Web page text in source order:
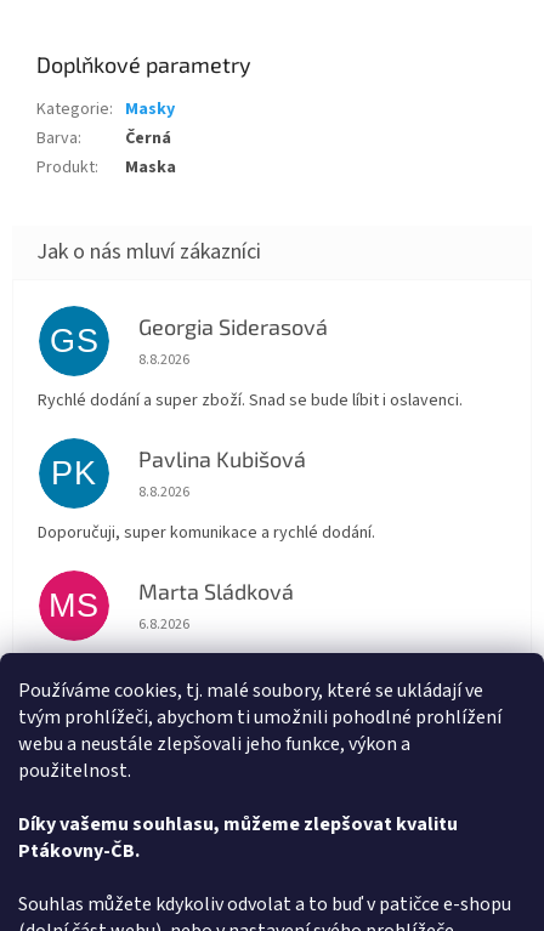
Používáme cookies, tj. malé soubory, které se ukládají ve
tvým prohlížeči, abychom ti umožnili pohodlné prohlížení
webu a neustále zlepšovali jeho funkce, výkon a
použitelnost.
Díky vašemu souhlasu, můžeme zlepšovat kvalitu
Ptákovny-ČB.
Souhlas můžete kdykoliv odvolat a to buď v patičce e-shopu
Doplňkové parametry
Kategorie: Masky
Barva:
Černá
Produkt: Maska
GS Georgia Siderasová
Hodnocení obchodu je 5 z 5 hvězdiček.
8.8.2026
Rychlé dodání a super zboží. Snad se bude líbit i oslavenci.
PK Pavlina Kubišová
Hodnocení obchodu je 5 z 5 hvězdiček.
8.8.2026
Doporučuji, super komunikace a rychlé dodání.
MS Marta Sládková
Hodnocení obchodu je 5 z 5 hvězdiček.
6.8.2026
AT Alena Trchova
Hodnocení obchodu je 5 z 5 hvězdiček.
5.8.2026